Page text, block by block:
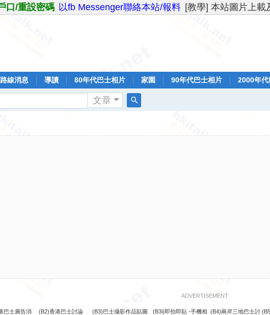
口/重設密碼 以fb Messenger聯絡本站/報料 [教學] 本站圖片上載
線消息 導讀 80年代巴士相片 家園 90年代巴士相片 2000年
文章
ADVERTISEMENT
巴士廣告消
(B2)香港巴士討論
(B3)巴士攝影作品貼圖
(B3i)即拍即貼 -手機相 (B4)兩岸三地巴士討